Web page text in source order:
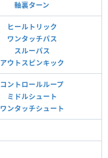
軸裏ターン
ヒールトリック
ワンタッチパス
スルーパス
アウトスピンキック
コントロールループ
ミドルシュート
ワンタッチシュート